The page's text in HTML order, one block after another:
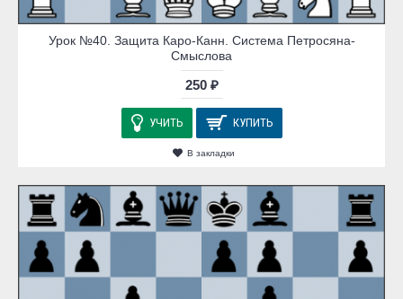
Урок №40. Защита Каро-Канн. Система Петросяна-
Смыслова
250 ₽
УЧИТЬ КУПИТЬ
В закладки